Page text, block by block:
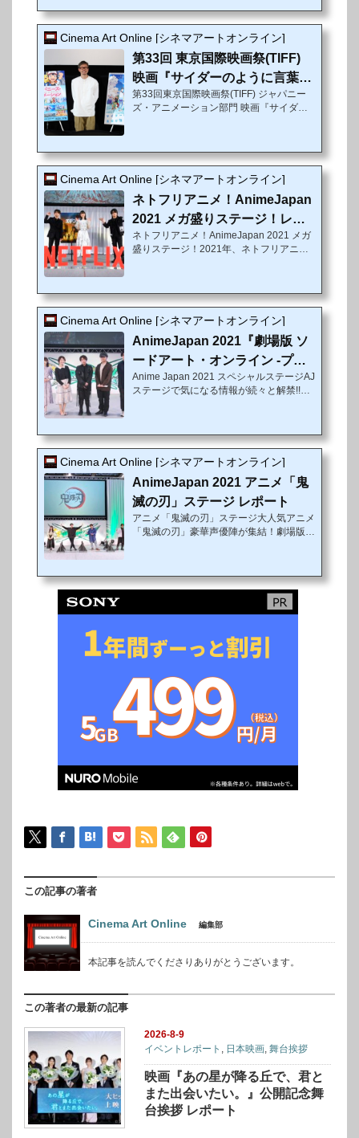
ンスと繊細な感情描写に定評のあるイシグ
ロキョウヘイ監督の描く、地⽅都市の少年
ラフィティ。コミュニケーションが苦⼿な
俳句少年チェリーを初映画・初声優・初主
演となった歌舞伎界の新星・市川染五郎、
⾒た⽬を気にしてマスクが⼿放せない⼈気
Cinema Art Online [シネマアートオンライン]
第33回 東京国際映画祭(TIFF)
映画『サイダーのように言葉が
湧き上がる』Q&Aレ...
第33回東京国際映画祭(TIFF) ジャパニー
ズ・アニメーション部門 映画『サイダー
ー！？11月3日（火）、第33回東京国際映
画祭（33rd Tokyo Inernational Film Festiv
部門にて、劇場オリジナルアニメーション
映画『サイダーのように言葉が湧き上が
る』が上映された。物語は、⼈とのコミュ
ニケーションが苦⼿な俳句少年と、コンプ
Cinema Art Online [シネマアートオンライン]
ネトフリアニメ！AnimeJapan
2021 メガ盛りステージ！レポ
ート
ネトフリアニメ！AnimeJapan 2021 メガ
盛りステージ！2021年、ネトフリアニメ
郎、高野麻里佳、森川智之も熱いトークを
展開!!3月27日（土）、世界最大級のアニ
テージ＜無限大（Infinity）RED STAGE＞
にて行われた「ネトフリアニメ！AnimeJa
pan 2021 メガ盛りステージ！」に、「極
主夫道」から主人公・龍役の津田健次郎、
Cinema Art Online [シネマアートオンライン]
AnimeJapan 2021『劇場版 ソ
ードアート・オンライン -プロ
グレッシブ- 星なき夜の...
Anime Japan 2021 スペシャルステージAJ
ステージで気になる情報が続々と解禁!!新
催される世界最大級のアニメイベント「A
nimeJapan 2021」。1日目、 AJステージ
『劇場版 ソードアート・オンライン -プロ
グレッシブ- 星なき夜のアリア』スペシャ
ルステージが行われ、ライブ配信された。
ステージには、松岡禎丞（キリト役）、戸
Cinema Art Online [シネマアートオンライン]
AnimeJapan 2021 アニメ「鬼
滅の刃」ステージ レポート
アニメ「鬼滅の刃」ステージ大人気アニメ
「鬼滅の刃」豪華声優陣が集結！劇場版&
刊行中の吾峠呼世晴による漫画作品を原作
とし、2019年に放送が開始された TVアニ
メ「鬼滅の刃」。家族を鬼に殺された少
なった妹の禰豆子ねずこを人間に戻すた
め、《鬼殺隊》へ入隊することから始まる
戟、そして時折描かれるコミカルなシーン
も人気を...
この記事の著者
Cinema Art Online 編集部
本記事を読んでくださりありがとうございます。
この著者の最新の記事
2026-8-9
イベントレポート , 日本映画,舞台挨拶
映画『あの星が降る丘で、君と
また出会いたい。』公開記念舞
台挨拶 レポート